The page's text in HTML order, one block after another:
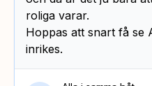
roliga varar.
Hoppas att snart få se
inrikes.